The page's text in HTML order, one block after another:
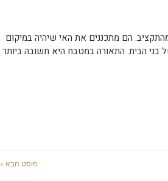
הם מתכננים את האי שיהיה במיקום
בני הבית. התאורה במטבח היא חשובה ביותר
פוסט הבא »